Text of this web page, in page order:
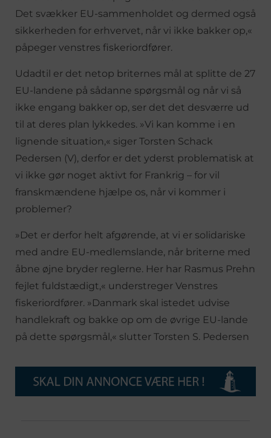
Det svækker EU-sammenholdet og dermed også
sikkerheden for erhvervet, når vi ikke bakker op,«
påpeger venstres fiskeriordfører.
Udadtil er det netop briternes mål at splitte de 27
EU-landene på sådanne spørgsmål og når vi så
ikke engang bakker op, ser det det desværre ud
til at deres plan lykkedes. »Vi kan komme i en
lignende situation,« siger Torsten Schack
Pedersen (V), derfor er det yderst problematisk at
vi ikke gør noget aktivt for Frankrig – for vil
franskmændene hjælpe os, når vi kommer i
problemer?
»Det er derfor helt afgørende, at vi er solidariske
med andre EU-medlemslande, når briterne med
åbne øjne bryder reglerne. Her har Rasmus Prehn
fejlet fuldstædigt,« understreger Venstres
fiskeriordfører. »Danmark skal istedet udvise
handlekraft og bakke op om de øvrige EU-lande
på dette spørgsmål,« slutter Torsten S. Pedersen